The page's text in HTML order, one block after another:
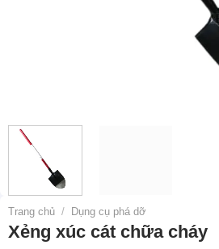
Trang chủ / Dụng cụ phá dỡ
Xẻng xúc cát chữa cháy